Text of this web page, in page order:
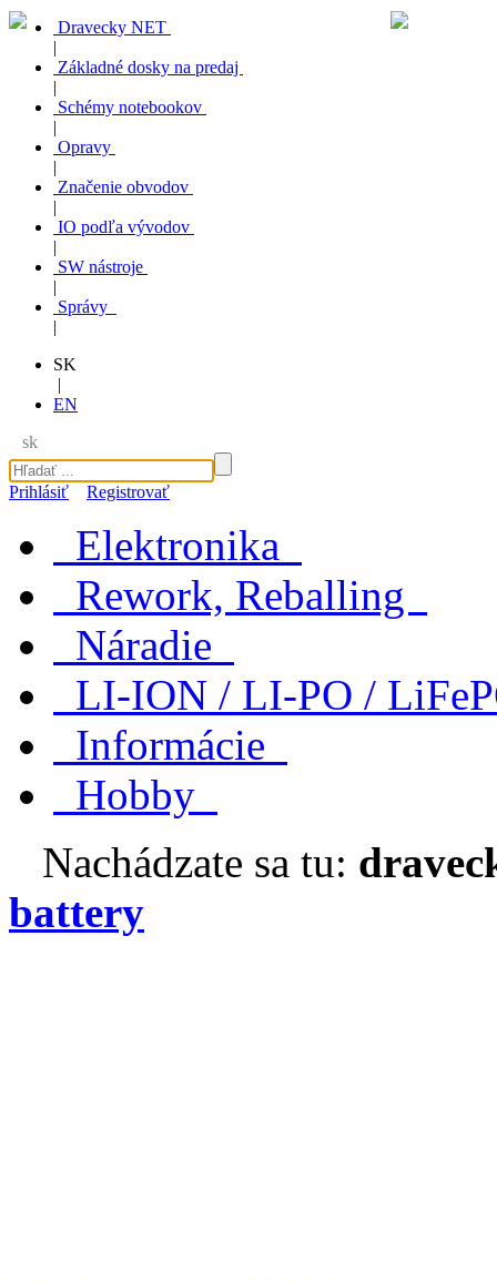
Dravecky NET
|
Základné dosky na predaj
|
Schémy notebookov
|
Opravy
|
Značenie obvodov
|
IO podľa vývodov
|
SW nástroje
|
Správy
|
SK
|
EN
sk
Prihlásiť Registrovať
Elektronika
Rework, Reballing
Náradie
LI-ION / LI-PO /
Informácie
Hobby
Nachádzate sa tu:
battery